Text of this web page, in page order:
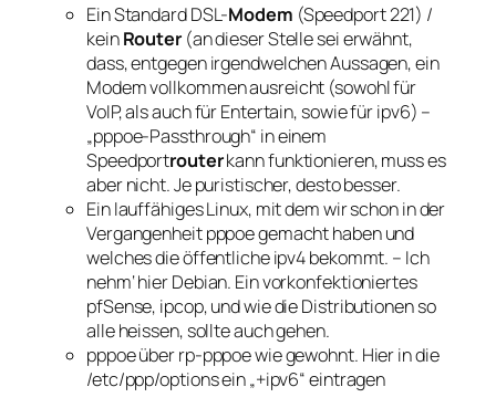
Ein Standard DSL-Modem (Speedport 221) /
keinRouter (an dieser Stelle sei erwähnt,
dass, entgegen irgendwelchen Aussagen, ein
Modem vollkommen ausreicht (sowohl für
VoIP, als auch für Entertain, sowie für ipv6) –
„pppoe-Passthrough“ in einem
Speedportrouterkann funktionieren, muss es
aber nicht. Je puristischer, desto besser.
Ein lauffähiges Linux, mit dem wir schon in der
Vergangenheit pppoe gemacht haben und
welches die öffentliche ipv4 bekommt. – Ich
nehm‘ hier Debian. Ein vorkonfektioniertes
pfSense, ipcop, und wie die Distributionen so
alle heissen, sollte auch gehen.
pppoe über rp-pppoe wie gewohnt. Hier in die
/etc/ppp/options ein „+ipv6“ eintragen